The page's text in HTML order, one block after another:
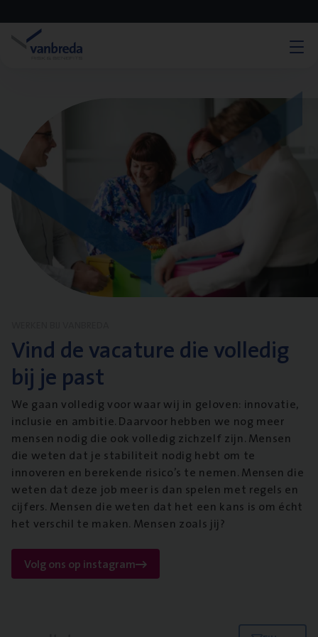
Vind de vacature die volledig
bij je past
We gaan volledig voor waar wij in geloven: innovatie,
inclusie en ambitie. Daarvoor hebben we nog meer
mensen nodig die ook volledig zichzelf zijn. Mensen
die weten dat je stabiliteit nodig hebt om te
innoveren en berekende risico’s te nemen. Mensen die
weten dat deze job meer is dan spelen met regels en
cijfers. Mensen die weten dat het een kans is om écht
het verschil te maken. Mensen zoals jij?
Volg ons op instagram